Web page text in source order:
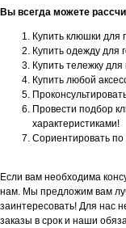
Вы всегда можете
Купить клюшки для
Купить одежду для
Купить тележку
Купить любой
Провести подбор
характеристиками!
Сориентировать
Если вам необходима
нам. Мы предложим вам
заинтересовать! Для нас
заказы в срок и наши